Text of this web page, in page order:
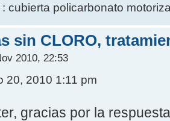
: cubierta policarbonato
sin CLORO,
2010, 22:53
20, 2010 1:11 pm
gracias por la